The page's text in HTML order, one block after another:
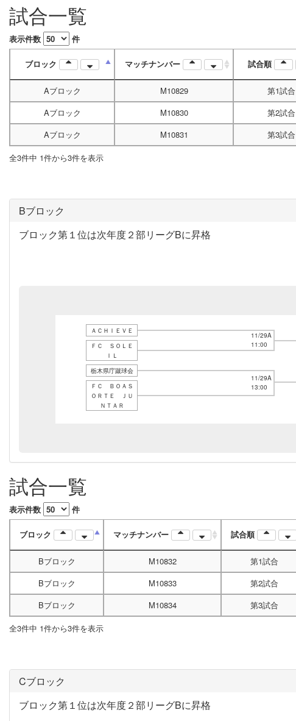
試合一覧
表示件数 件
ブロック マッチナンバー 試合順
Aブロック M10829 第1試合
Aブロック
M10830 第2試合
Aブロック
M10831 第3試合
全3件中 1件から3件を表示
Bブロック
ブロック第１位は次年度２部リーグBに昇格
ＡＣＨＩＥＶＥ
11/29A
11:00
ＦＣ ＳＯＬＥ
ＩＬ
栃木県庁蹴球会
11/29A
13:00
ＦＣ ＢＯＡＳ
ＯＲＴＥ ＪＵ
ＮＴＡＲ
試合一覧
表示件数 件
ブロック マッチナンバー 試合順
Bブロック M10832 第1試合
Bブロック
M10833 第2試合
Bブロック
M10834 第3試合
全3件中 1件から3件を表示
Cブロック
ブロック第１位は次年度２部リーグBに昇格